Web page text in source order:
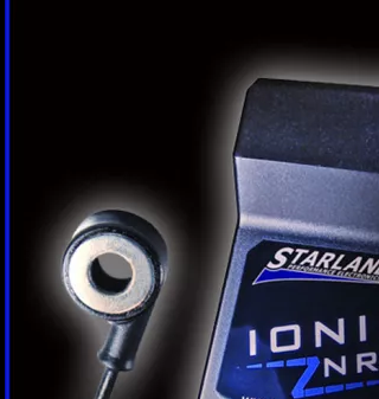
➤ Deutsche Anleitung